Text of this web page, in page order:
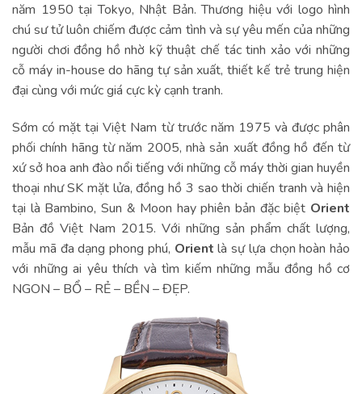
năm 1950 tại Tokyo, Nhật Bản. Thương hiệu với logo hình
chú sư tử luôn chiếm được cảm tình và sự yêu mến của những
người chơi đồng hồ nhờ kỹ thuật chế tác tinh xảo với những
cỗ máy in-house do hãng tự sản xuất, thiết kế trẻ trung hiện
đại cùng với mức giá cực kỳ cạnh tranh.
Sớm có mặt tại Việt Nam từ trước năm 1975 và được phân
phối chính hãng từ năm 2005, nhà sản xuất đồng hồ đến từ
xứ sở hoa anh đào nổi tiếng với những cỗ máy thời gian huyền
thoại như SK mặt lửa, đồng hồ 3 sao thời chiến tranh và hiện
tại là Bambino, Sun & Moon hay phiên bản đặc biệt Orient
Bản đồ Việt Nam 2015. Với những sản phẩm chất lượng,
mẫu mã đa dạng phong phú, Orient là sự lựa chọn hoàn hảo
với những ai yêu thích và tìm kiếm những mẫu đồng hồ cơ
NGON – BỔ – RẺ – BỀN – ĐẸP.